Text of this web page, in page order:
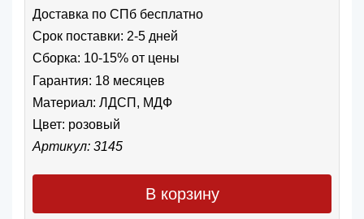
Доставка по СПб бесплатно
Срок поставки: 2-5 дней
Сборка: 10-15% от цены
Гарантия: 18 месяцев
Материал: ЛДСП, МДФ
Цвет: розовый
Артикул: 3145
В корзину